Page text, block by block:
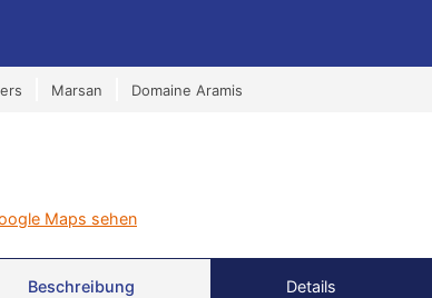
Marsan Domaine Aramis
Maps sehen
Beschreibung Details